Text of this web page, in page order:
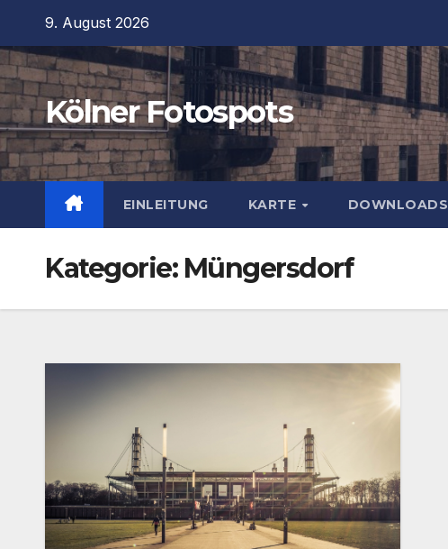
springen
9. August 2026
Kölner Fotospots
EINLEITUNG KARTE DOWNLOADS
Kategorie: Müngersdorf